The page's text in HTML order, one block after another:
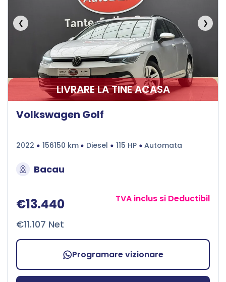
❮ ❯
LIVRARE LA TINE ACASA
Volkswagen Golf
2022 156150 km Diesel 115 HP Automata
Bacau
€13.440
€11.107 Net
TVA inclus si Deductibil
Programare vizionare